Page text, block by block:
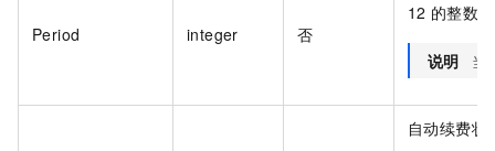
Period integer 否
12 的整数
说明 当
自动续费状